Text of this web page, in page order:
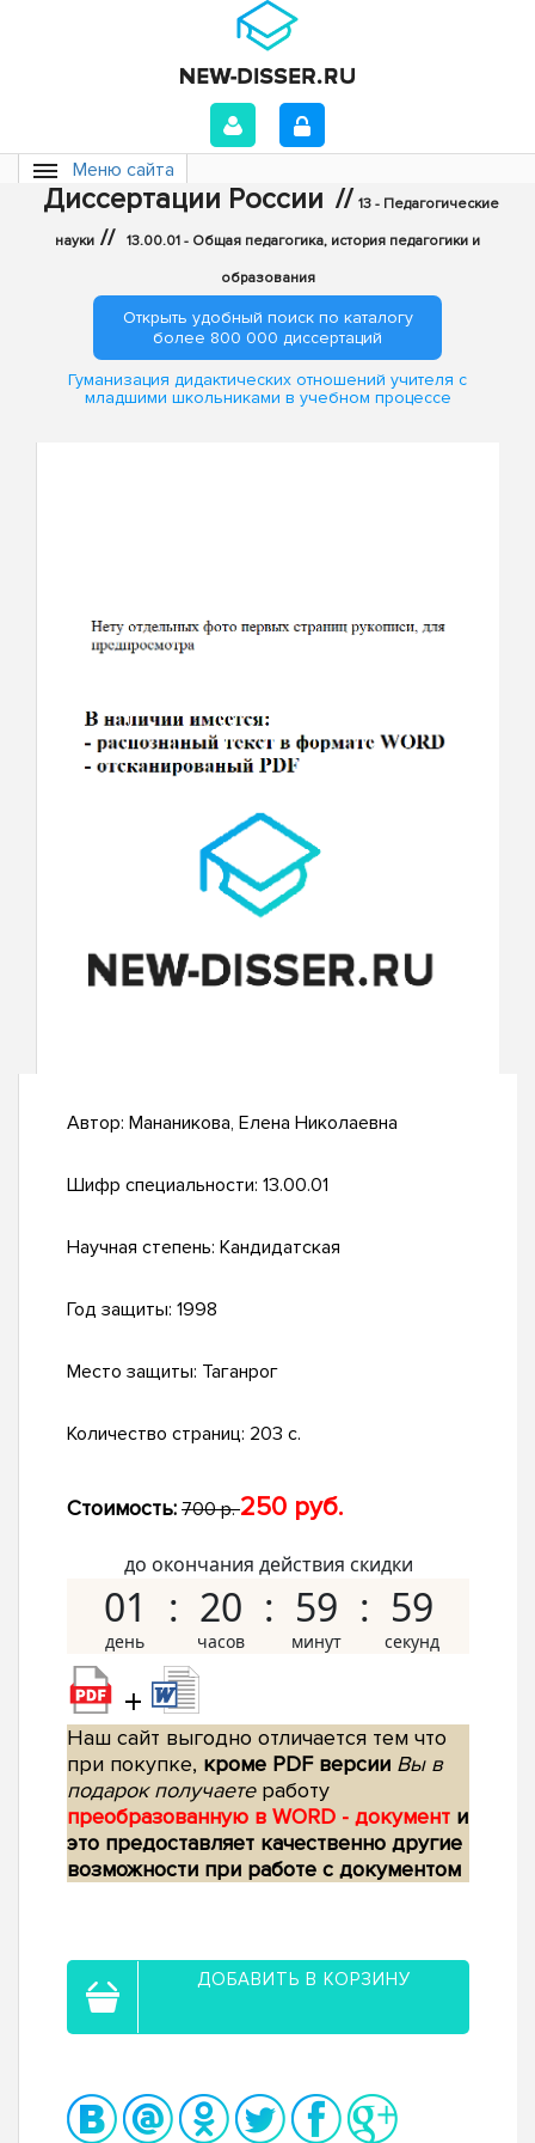
Меню сайта
Диссертации России // 13 - Педагогические
науки // 13.00.01 - Общая педагогика, история педагогики и
образования
Открыть удобный поиск по каталогу
более 800 000 диссертаций
Гуманизация дидактических отношений учителя с
младшими школьниками в учебном процессе
Автор: Мананикова, Елена Николаевна
Шифр специальности: 13.00.01
Научная степень: Кандидатская
Год защиты: 1998
Место защиты: Таганрог
Количество страниц: 203 с.
Стоимость: 700 р.250 руб.
до окончания действия скидки
01 20 59 58
+
Наш сайт выгодно отличается тем что
при покупке, кроме PDF версии Вы в
подарок получаетеработу
преобразованную в WORD - документ и
это предоставляет качественно другие
возможности при работе с документом
ДОБАВИТЬ В КОРЗИНУ